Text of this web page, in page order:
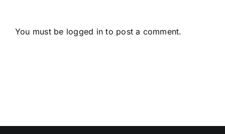
You must be logged in to post a comment.